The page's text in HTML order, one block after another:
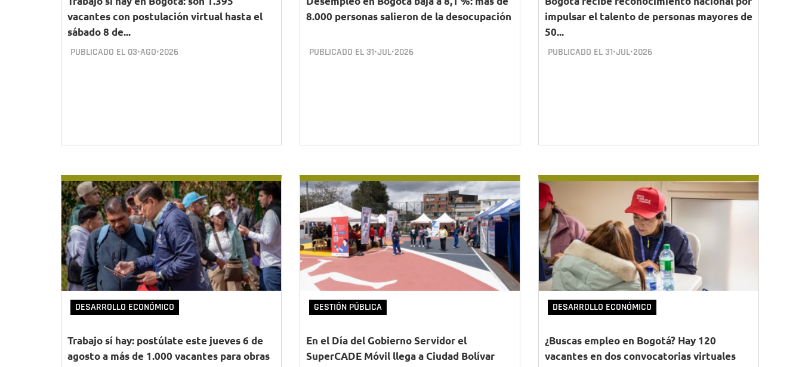
vacantes con postulación virtual hasta el
sábado 8 de...
PUBLICADO EL 03•AGO•2026
8.000 personas salieron de la desocupación
PUBLICADO EL 31•JUL•2026
impulsar el talento de personas mayores de
50...
PUBLICADO EL 31•JUL•2026
DESARROLLO ECONÓMICO
Trabajo sí hay: postúlate este jueves 6 de
agosto a más de 1.000 vacantes para obras
GESTIÓN PÚBLICA
En el Día del Gobierno Servidor el
SuperCADE Móvil llega a Ciudad Bolívar
DESARROLLO ECONÓMICO
¿Buscas empleo en Bogotá? Hay 120
vacantes en dos convocatorias virtuales